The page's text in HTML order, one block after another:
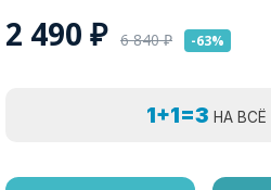
2 490 ₽ 6 840₽ -63%
1+1=3 НА ВСЁ